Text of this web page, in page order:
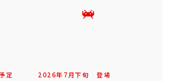
定 2026年 7 月下旬 登場